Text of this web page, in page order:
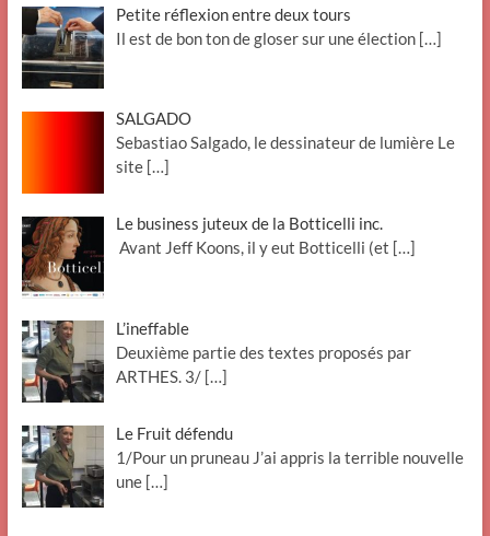
Petite réflexion entre deux tours
Il est de bon ton de gloser sur une élection […]
SALGADO
Sebastiao Salgado, le dessinateur de lumière Le
site […]
Le business juteux de la Botticelli inc.
Avant Jeff Koons, il y eut Botticelli (et […]
L’ineffable
Deuxième partie des textes proposés par
ARTHES. 3/ […]
Le Fruit défendu
1/Pour un pruneau J’ai appris la terrible nouvelle
une […]